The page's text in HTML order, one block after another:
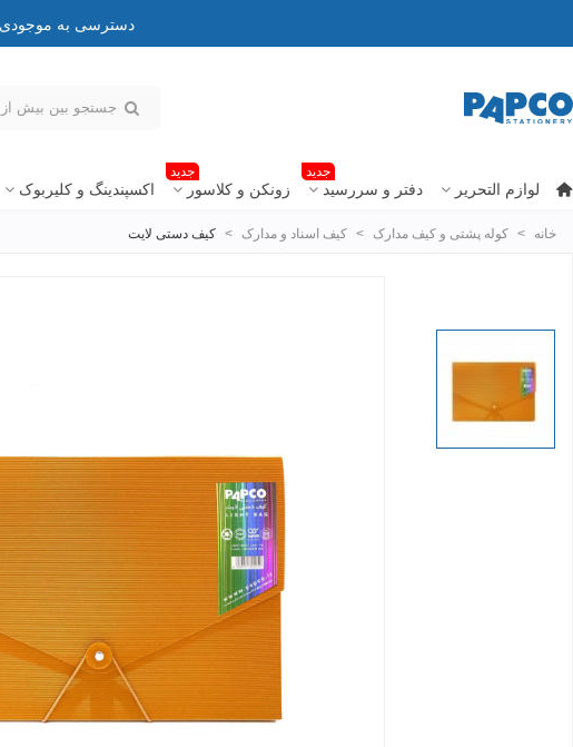
دسترسی به موجودی
لوازم التحریر دفتر و سررسید
جدید
زونکن و کلاسور
جدید
اکسپندینگ و کلیربوک
خانه > کوله پشتی و کیف مدارک > کیف اسناد و مدارک > کیف دستی لایت